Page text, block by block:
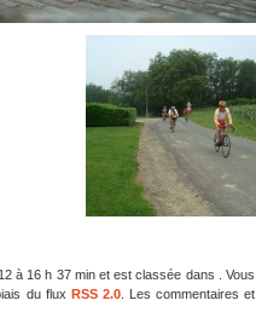
à 16 h 37 min et est classée dans . Vous
du flux RSS 2.0. Les commentaires et